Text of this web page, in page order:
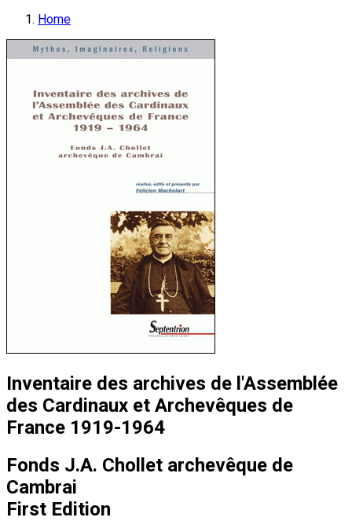
Home
Inventaire des archives de l'Assemblée
des Cardinaux et Archevêques de
France 1919-1964
Fonds J.A. Chollet archevêque de
Cambrai
First Edition